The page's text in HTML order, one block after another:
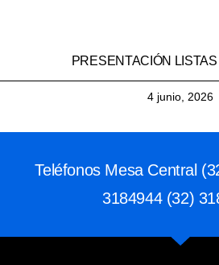
PRESENTACIÓN
4 junio, 2026
Teléfonos Mesa Central
3184944 (32)